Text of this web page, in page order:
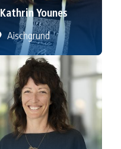
Kathrin Younes
Aischgrund